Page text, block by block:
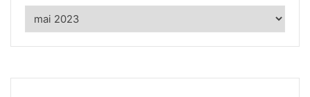
Articles